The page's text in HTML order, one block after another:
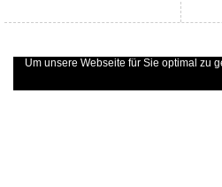
Um unsere Webseite für Sie optimal zu